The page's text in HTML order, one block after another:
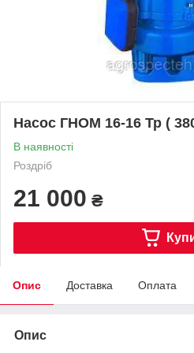
Насос ГНОМ 16-16 Тр (
В наявності
Роздріб
21 000 ₴
Опис Доставка Оплата
Опис